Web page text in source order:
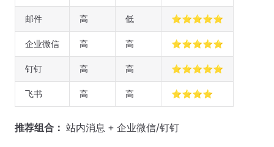
邮件 高 低 ⭐⭐⭐⭐⭐
企业微信 高 高 ⭐⭐⭐⭐⭐
钉钉 高 高 ⭐⭐⭐⭐⭐
飞书 高 高 ⭐⭐⭐⭐
推荐组合： 站内消息 + 企业微信/钉钉